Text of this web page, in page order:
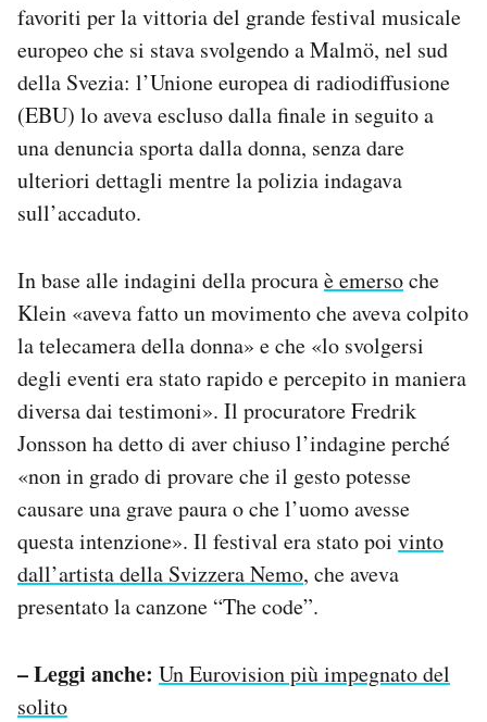
Hai bisogno di aiuto?
Esci
favoriti per la vittoria del grande festival musicale
europeo che si stava svolgendo a Malmö, nel sud
della Svezia: l’Unione europea di radiodiffusione
(EBU) lo aveva escluso dalla finale in seguito a
una denuncia sporta dalla donna, senza dare
ulteriori dettagli mentre la polizia indagava
sull’accaduto.
In base alle indagini della procuraè emersoche
Klein «aveva fatto un movimento che aveva colpito
la telecamera della donna» e che «lo svolgersi
degli eventi era stato rapido e percepito in maniera
diversa dai testimoni». Il procuratore Fredrik
Jonsson ha detto di aver chiuso l’indagine perché
«non in grado di provare che il gesto potesse
causare una grave paura o che l’uomo avesse
questa intenzione». Il festival era stato poi vinto
dall’artista della Svizzera Nemo, che aveva
presentato la canzone “The code”.
– Leggi anche: Un Eurovision più impegnato del
solito